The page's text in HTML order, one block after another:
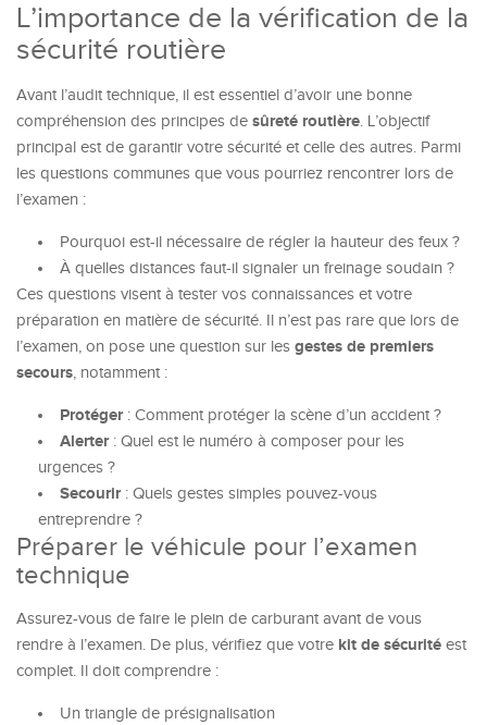
L’importance de la vérification de la
sécurité routière
Avant l’audit technique, il est essentiel d’avoir une bonne
compréhension des principes de sûreté routière. L’objectif
principal est de garantir votre sécurité et celle des autres. Parmi
les questions communes que vous pourriez rencontrer lors de
l’examen :
Pourquoi est-il nécessaire de régler la hauteur des feux ?
À quelles distances faut-il signaler un freinage soudain ?
Ces questions visent à tester vos connaissances et votre
préparation en matière de sécurité. Il n’est pas rare que lors de
l’examen, on pose une question sur les gestes de premiers
secours, notamment :
Protéger: Comment protéger la scène d’un accident ?
Alerter: Quel est le numéro à composer pour les
urgences ?
Secourir: Quels gestes simples pouvez-vous
entreprendre ?
Préparer le véhicule pour l’examen
technique
Assurez-vous de faire le plein de carburant avant de vous
rendre à l’examen. De plus, vérifiez que votre kit de sécurité est
complet. Il doit comprendre :
Un triangle de présignalisation